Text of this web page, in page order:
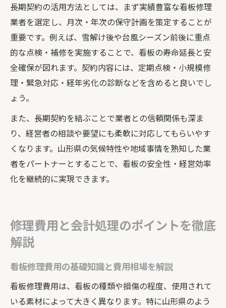
長期契約の活用方法としては、まず実績豊富な看板修理
業者を選定し、月次・年次の保守計画を策定することが
重要です。例えば、雪解け後や台風シーズン前後に重点
的な点検・補修を実施することで、看板の寿命延長と安
全確保が図れます。契約内容には、定期点検・小規模修
理・緊急対応・経年劣化の診断などを含めると良いでし
ょう。
また、長期契約を結ぶことで業者との信頼関係も深ま
り、経営者の相談や要望にも柔軟に対応してもらいやす
くなります。山形県の気候特性や地域事情を熟知した業
者をパートナーとすることで、看板の安全性・経営効率
化を継続的に実現できます。
修理費用と会計処理のポイントを徹底
解説
看板修理費用の基礎知識と費用相場を解説
看板修理費用は、看板の種類や損傷の程度、使用されて
いる素材によって大きく異なります。特に山形県のよう